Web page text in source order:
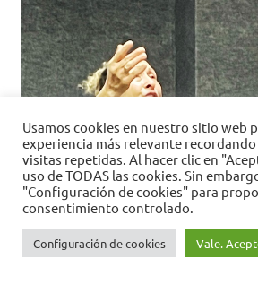
Usamos cookies en nuestro sitio web
experiencia más relevante
visitas repetidas. Al hacer clic en
uso de TODAS las cookies. Sin
"Configuración de cookies" para
consentimiento controlado.
Configuración de cookies Vale.